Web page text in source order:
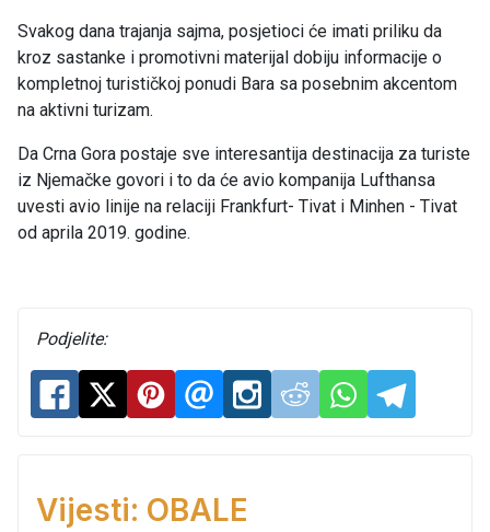
Svakog dana trajanja sajma, posjetioci će imati priliku da
kroz sastanke i promotivni materijal dobiju informacije o
kompletnoj turističkoj ponudi Bara sa posebnim akcentom
na aktivni turizam.
Da Crna Gora postaje sve interesantija destinacija za turiste
iz Njemačke govori i to da će avio kompanija Lufthansa
uvesti avio linije na relaciji Frankfurt- Tivat i Minhen - Tivat
od aprila 2019. godine.
Podjelite:
Vijesti: OBALE